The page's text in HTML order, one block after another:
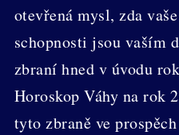
otevřená mysl, zda
schopnosti jsou vaším
zbraní hned v úvodu
Horoskop Váhy na rok
tyto zbraně ve